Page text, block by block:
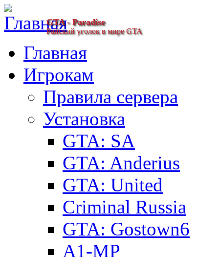
GTA - Paradise
Райский уголок в мире GTA
Главная
Игрокам
Правила сервера
Установка
GTA: SA
GTA: Anderius
GTA: United
Criminal Russia
GTA: Gostown6
A1-MP